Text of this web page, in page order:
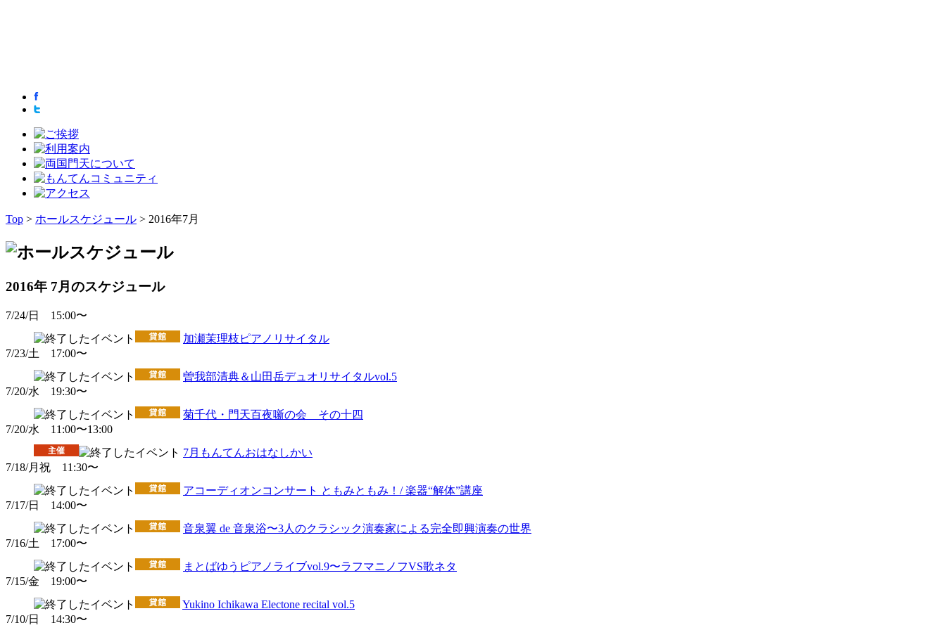
Top > ホールスケジュール > 2016年7月
2016年 7月のスケジュール
7/24/日 15:00〜
加瀬茉理枝ピアノリサイタル
7/23/土 17:00〜
曽我部清典＆山田岳デュオリサイタルvol.5
7/20/水 19:30〜
菊千代・門天百夜噺の会 その十四
7/20/水 11:00〜13:00
7月もんてんおはなしかい
7/18/月祝 11:30〜
アコーディオンコンサート ともみともみ！/ 楽器“解体”講座
7/17/日 14:00〜
音泉翼 de 音泉浴〜3人のクラシック演奏家による完全即興演奏の世界
7/16/土 17:00〜
まとばゆうピアノライブvol.9〜ラフマニノフVS歌ネタ
7/15/金 19:00〜
Yukino Ichikawa Electone recital vol.5
7/10/日 14:30〜